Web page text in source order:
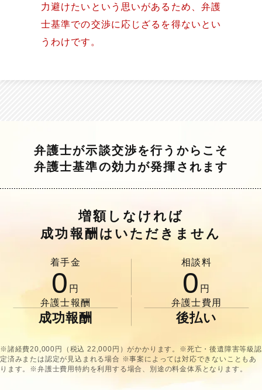
力避けたいという思いがあるため、弁護
士基準での交渉に応じざるを得ないとい
うわけです。
弁護士が示談交渉を行うからこそ
弁護士基準の効力が発揮されます
増額しなければ
成功報酬はいただきません
着手金
0 円
相談料
0 円
弁護士報酬
成功報酬
弁護士費用
後払い
※諸経費20,000円（税込 22,000円）がかかります。※死亡・後遺障害等級認
定済みまたは認定が見込まれる場合 ※事案によっては対応できないこともあ
ります。※弁護士費用特約を利用する場合、別途の料金体系となります。